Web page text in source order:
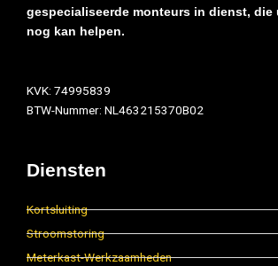
gespecialiseerde monteurs in dienst, die
nog kan helpen.
KVK: 74995839
BTW-Nummer: NL463215370B02
Diensten
Kortsluiting
Stroomstoring
Meterkast-Werkzaamheden